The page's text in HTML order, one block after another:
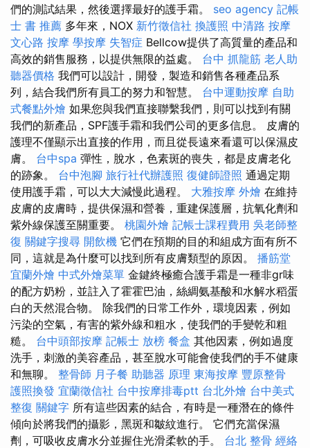
們的測試結果，然後選擇最好的護手霜。 seo agency 記帳
士 書 推薦 多年來，NOX 新竹徵信社 換護照 中清路 按摩
文心路 按摩 學按摩 失智症 Bellcow提供了高質量的產品和
高效的銷售服務，以提供無限的益處。 台中 抓龍筋 老人助
聽器價格 我們可以設計，開發，製造和銷售各種產品系
列，結合我們所有員工的努力和智慧。 台中運動按摩 自助
式餐點外燴 如果您與我們直接聯繫我們，則可以找到有關
我們的新產品，SPF護手霜和我們公司的更多信息。 皮膚的
護理不僅顯示出直接的作用，而且從長遠來看還可以保濕皮
膚。 台中spa 彈性，脫水，色素斑的喪失，都是皮膚老化
的跡象。 台中泡腳 旅行社代辦護照 復健師證照 通過定期
使用護手霜，可以大大減慢此過程。 大雅按摩 外燴 在維持
皮膚的皮膚時，提供保濕和營養，重建保護層，抗氧化劑和
紫外線保護至關重要。 桃園外燴 記帳士課程費用 吳老師整
復 關鍵字搜尋 開飲機 它們在預期的目的和組成方面有所不
同，這就是為什麼可以找到所有皮膚類型的原因。 播筋堂
宜蘭外燴 中式外燴菜單 金鍵終極癒合護手霜是一種非gr味
的配方奶粉，並註入了霍霍巴油，絲綢氨基酸和水解水稻蛋
白的天然混合物。 除我們的日常工作外，環境因素，例如
污染的空氣，有害的紫外線和粗水，使我們的手變乾和粗
糙。 台中頭部按摩 記帳士 放榜 餐盒 其他因素，例如過度
洗手，刺激的美容產品，甚至脫水可能會使我們的手不健康
和無聊。 整骨師 月子餐 助聽器 原理 東海按摩 豐原整骨
護照換發 宜蘭徵信社 台中按摩排毒ptt 台北外燴 台中美式
整復 關鍵字 所有這些因素的結合，有時是一種潛在的條件
傾向於將我們的攝影，黑斑和皺紋進行。 它們充當保濕
劑，可吸收皮膚水分並握住光滑柔軟的手。 台北 整骨 經絡